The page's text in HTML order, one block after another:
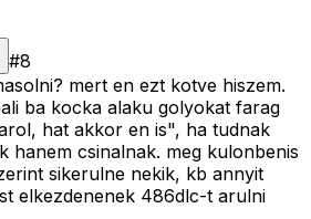
#8
mert en ezt kotve hiszem.
ba kocka alaku golyokat farag
hat akkor en is", ha tudnak
hanem csinalnak. meg kulonbenis
sikerulne nekik, kb annyit
elkezdenenek 486dlc-t arulni